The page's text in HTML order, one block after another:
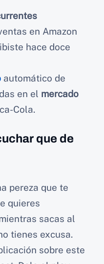
en Amazon
hace doce
automático de
en el mercado
Cola.
que de
pereza que te
quieres
sacas al
tienes excusa.
sobre este